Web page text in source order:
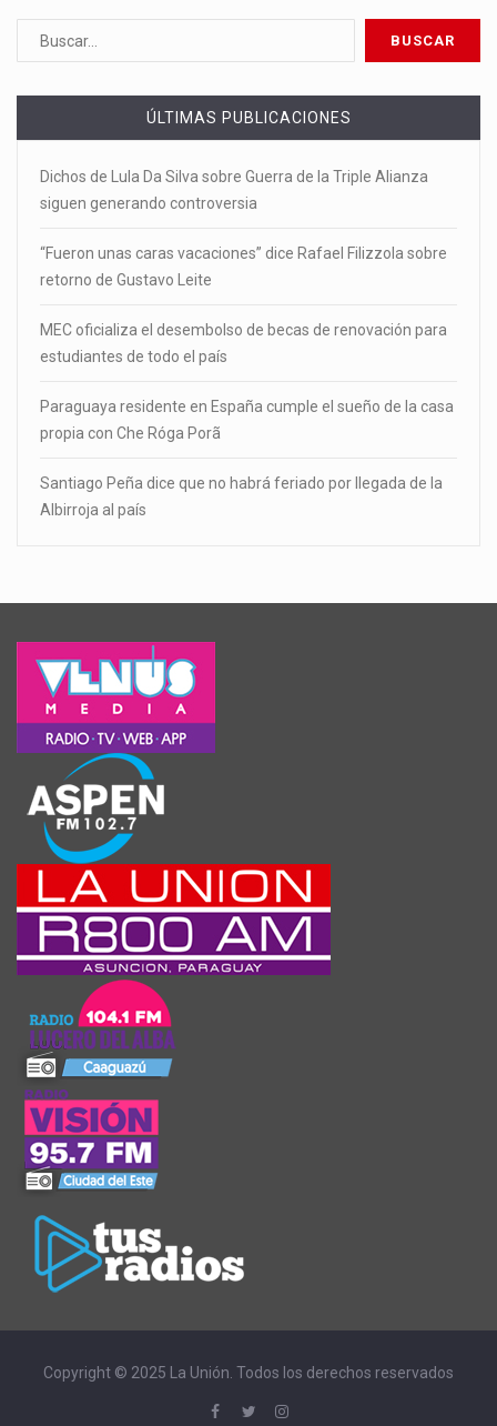
ÚLTIMAS PUBLICACIONES
Dichos de Lula Da Silva sobre Guerra de la Triple Alianza
siguen generando controversia
“Fueron unas caras vacaciones” dice Rafael Filizzola sobre
retorno de Gustavo Leite
MEC oficializa el desembolso de becas de renovación para
estudiantes de todo el país
Paraguaya residente en España cumple el sueño de la casa
propia con Che Róga Porã
Santiago Peña dice que no habrá feriado por llegada de la
Albirroja al país
Copyright © 2025 La Unión. Todos los derechos reservados